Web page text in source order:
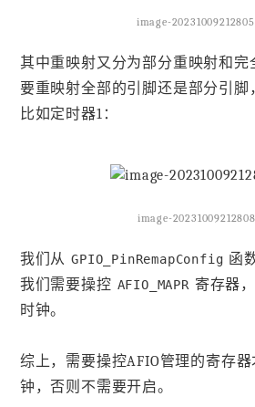
image-
其中重映射又分为部分重映射和完
要重映射全部的引脚还是部分引脚
比如定时器1：
image-
我们从 GPIO_PinRemapConfig 函
我们需要操控 AFIO_MAPR 寄存器
时钟。
综上，需要操控AFIO管理的寄存
钟，否则不需要开启。